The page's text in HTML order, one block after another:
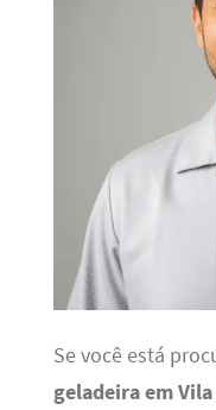
Se você está
geladeira em